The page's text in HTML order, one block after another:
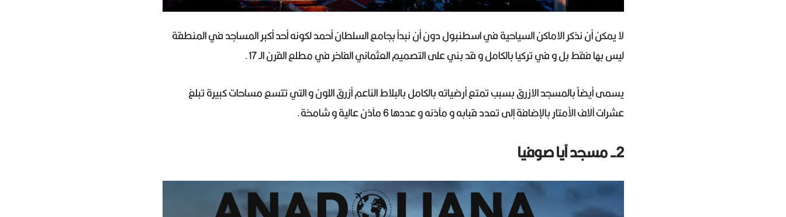
لا يمكن أن نذكر الاماكن السياحية في اسطنبول دون أن نبدأ بجامع السلطان أحمد لكونه أحد أكبر المساجد في المنطقة
ليس بها فقط بل و في تركيا بالكامل و قد بني على التصميم العثماني الفاخر في مطلع القرن الـ 17.
يسمى أيضاً بالمسجد الازرق بسبب تمتع أرضياته بالكامل بالبلاط الناعم أزرق اللون و التي تتسع مساحات كبيرة تبلغ
عشرات آلاف الأمتار بالإضافة إلى تعدد قبابه و مآذنه و عددها 6 مآذن عالية و شامخة.
2- مسجد آيا صوفيا